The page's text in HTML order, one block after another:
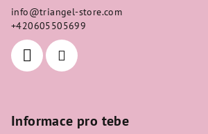
info@triangel-store.com
+420605505699
Informace pro tebe